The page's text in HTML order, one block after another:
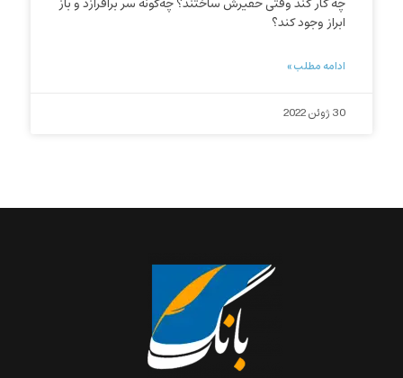
چه کار کند وقتی حقیرش ساختند؟ چه‌گونه سر برافرازد و باز
ابراز وجود کند؟
ادامه مطلب »
30 ژوئن 2022